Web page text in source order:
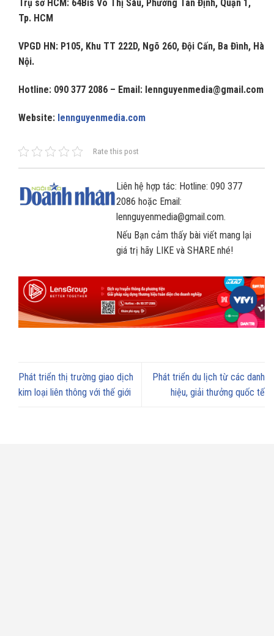
Trụ sở HCM: 64Bis Võ Thị Sáu, Phường Tân Định, Quận 1,
Tp. HCM
VPGD HN: P105, Khu TT 222D, Ngõ 260, Đội Cấn, Ba Đình, Hà
Nội.
Hotline: 090 377 2086 – Email: lennguyenmedia@gmail.com
Website: lennguyenmedia.com
Rate this post
Liên hệ hợp tác: Hotline: 090 377
2086 hoặc Email:
lennguyenmedia@gmail.com.
Nếu Bạn cảm thấy bài viết mang lại
giá trị hãy LIKE và SHARE nhé!
Phát triển thị trường giao dịch
kim loại liên thông với thế giới
Phát triển du lịch từ các danh
hiệu, giải thưởng quốc tế